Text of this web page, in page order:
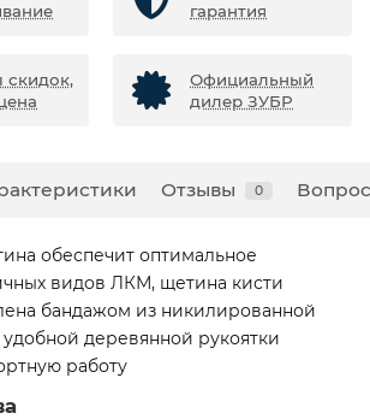
гарантия
скидок,
Официальный
дилер ЗУБР
Отзывы 0
обеспечит оптимальное
видов ЛКМ, щетина кисти
бандажом из никилированной
деревянной рукоятки
работу